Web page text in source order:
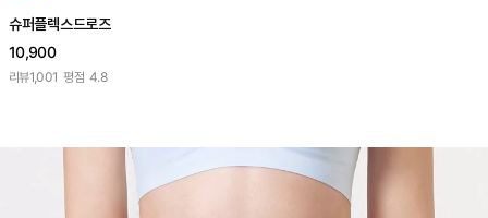
슈퍼플렉스드로즈
10,900
리뷰1,001 평점 4.8